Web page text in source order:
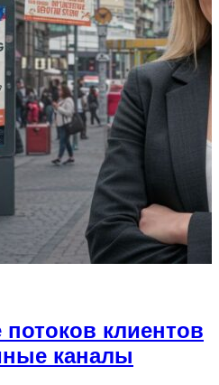
клиентов
каналы